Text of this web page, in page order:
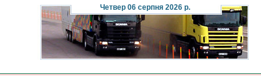
Четвер 06 серпня 2026 р.